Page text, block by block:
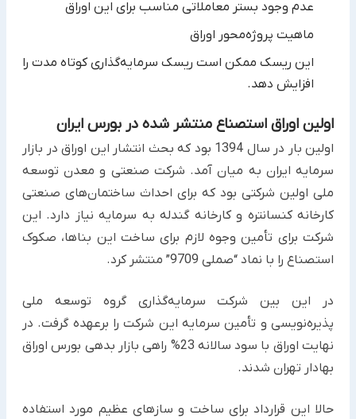
عدم وجود بستر معاملاتی مناسب برای این اوراق
ماهیت پروژه‌محور اوراق ‏
این ریسک ممکن است ریسک سرمایه‌گذاری کوتاه مدت را
افزایش دهد.‏
اولین اوراق استصناع منتشر شده در بورس ایران ‏
اولین بار در سال 1394 بود که بحث انتشار این اوراق در بازار
سرمایه ایران به میان آمد. شرکت صنعتی و معدن توسعه
ملی ‏اولین شرکتی بود که برای احداث ساختمان‌های صنعتی
کارخانه کنسانتره و کارخانه گندله به سرمایه نیاز دارد. این
شرکت ‏برای تأمین وجوه لازم برای ساخت این بناها، صکوک
استصناع را با نماد “صملی 9709” منتشر کرد. ‏
در این بین شرکت سرمایه‌گذاری گروه توسعه ملی
پذیره‌نویسی و تأمین سرمایه این شرکت را برعهده گرفت. در
نهایت اوراق با ‏سود سالانه 23% راهی بازار بدهی بورس اوراق
بهادار تهران شدند.‏
حالا این قرارداد برای ساخت و سازهای عظیم مورد استفاده